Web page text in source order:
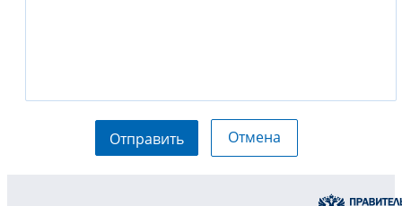
Отправить Отмена